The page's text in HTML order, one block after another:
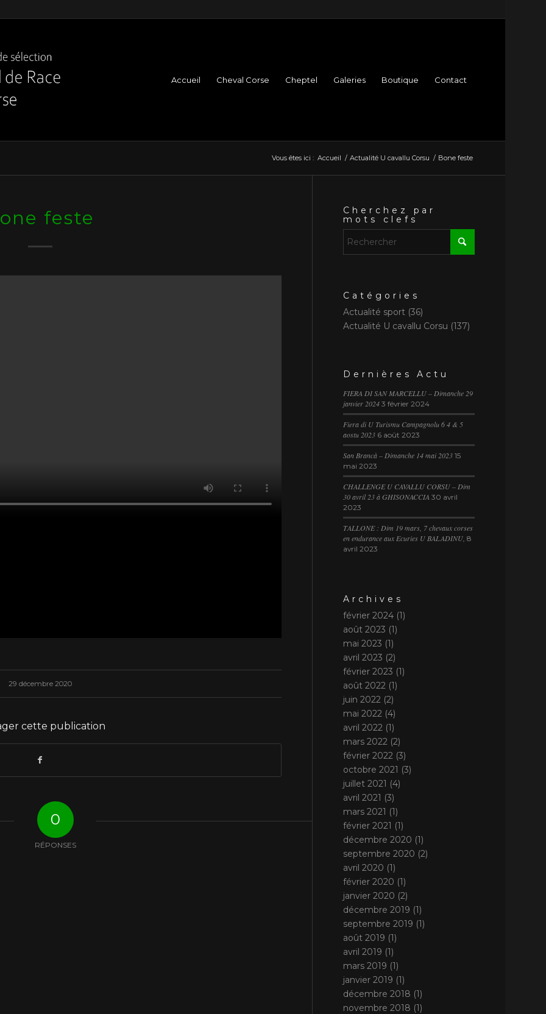
Accueil Cheval Corse Cheptel Galeries Boutique Contact
Vous êtes ici : Accueil / Actualité U cavallu Corsu / Bone feste
feste
29 décembre 2020
cette publication
0
RÉPONSES
Cherchez par
mots clefs
Catégories
Actualité sport (36)
Actualité U cavallu Corsu (137)
Dernières Actu
FIERA DI SAN MARCELLU – Dimanche 29
janvier 2024 3 février 2024
Fiera di U Turismu Campagnolu 6 4 & 5
aostu 2023 6 août 2023
San Brancà – Dimanche 14 mai 2023 15
mai 2023
CHALLENGE U CAVALLU CORSU – Dim
30 avril 23 à GHISONACCIA 30 avril
2023
TALLONE : Dim 19 mars, 7 chevaux corses
en endurance aux Ecuries U BALADINU, 8
avril 2023
Archives
février 2024 (1)
août 2023 (1)
mai 2023 (1)
avril 2023 (2)
février 2023 (1)
août 2022 (1)
juin 2022 (2)
mai 2022 (4)
avril 2022 (1)
mars 2022 (2)
février 2022 (3)
octobre 2021 (3)
juillet 2021 (4)
avril 2021 (3)
mars 2021 (1)
février 2021 (1)
décembre 2020 (1)
septembre 2020 (2)
avril 2020 (1)
février 2020 (1)
janvier 2020 (2)
décembre 2019 (1)
septembre 2019 (1)
août 2019 (1)
avril 2019 (1)
mars 2019 (1)
janvier 2019 (1)
décembre 2018 (1)
novembre 2018 (1)